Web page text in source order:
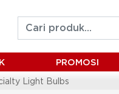
PROMOSI
Light Bulbs